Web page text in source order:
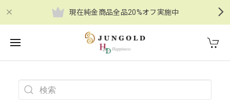
現在純金商品全品20%オフ実施中